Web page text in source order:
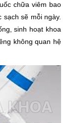
chữa viêm bao
sẽ mỗi ngày.
sinh hoạt khoa
không quan hệ